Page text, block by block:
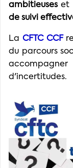
ambitieuseset
de suivi
La CFTC CCF
du parcours
d'incertitudes.